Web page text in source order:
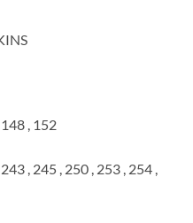
, 152
, 245 , 250 , 253 , 254 ,